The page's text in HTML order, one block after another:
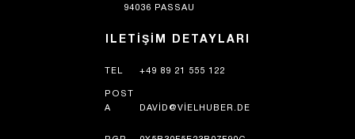
94036 PASSAU
ILETIŞIM DETAYLARI
TEL +49 89 21 555 122
POST
A
DAVID@VIELHUBER.DE